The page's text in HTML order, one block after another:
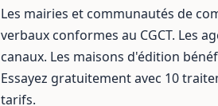
Les mairies et communautés de
verbaux conformes au CGCT. Les
canaux. Les maisons d'édition
Essayez gratuitementavec 10
tarifs.